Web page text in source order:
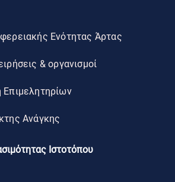
Ενότητας Άρτας
& οργανισμοί
Επιμελητηρίων
Ανάγκης
Ιστοτόπου